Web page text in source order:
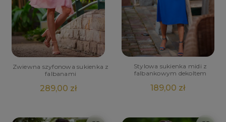
Zwiewna szyfonowa sukienka z
falbanami
289,00 zł
Stylowa sukienka midi z
falbankowym dekoltem
189,00 zł